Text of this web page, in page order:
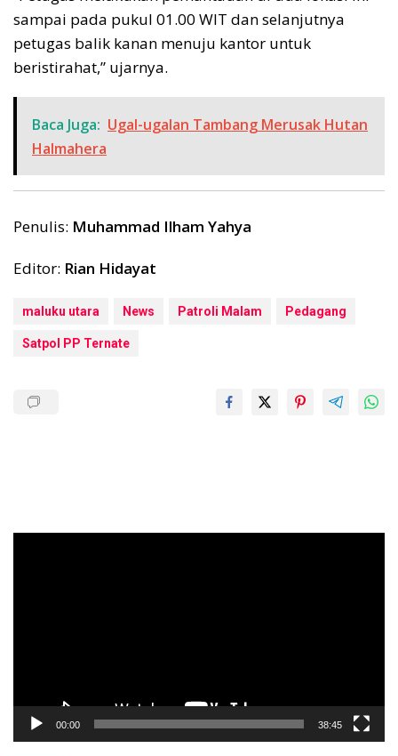
sampai pada pukul 01.00 WIT dan selanjutnya
petugas balik kanan menuju kantor untuk
beristirahat,” ujarnya.
Baca Juga: Ugal-ugalan Tambang Merusak Hutan
Halmahera
Penulis: Muhammad Ilham Yahya
Editor: Rian Hidayat
maluku utara News Patroli Malam Pedagang
Satpol PP Ternate
00:00 38:45